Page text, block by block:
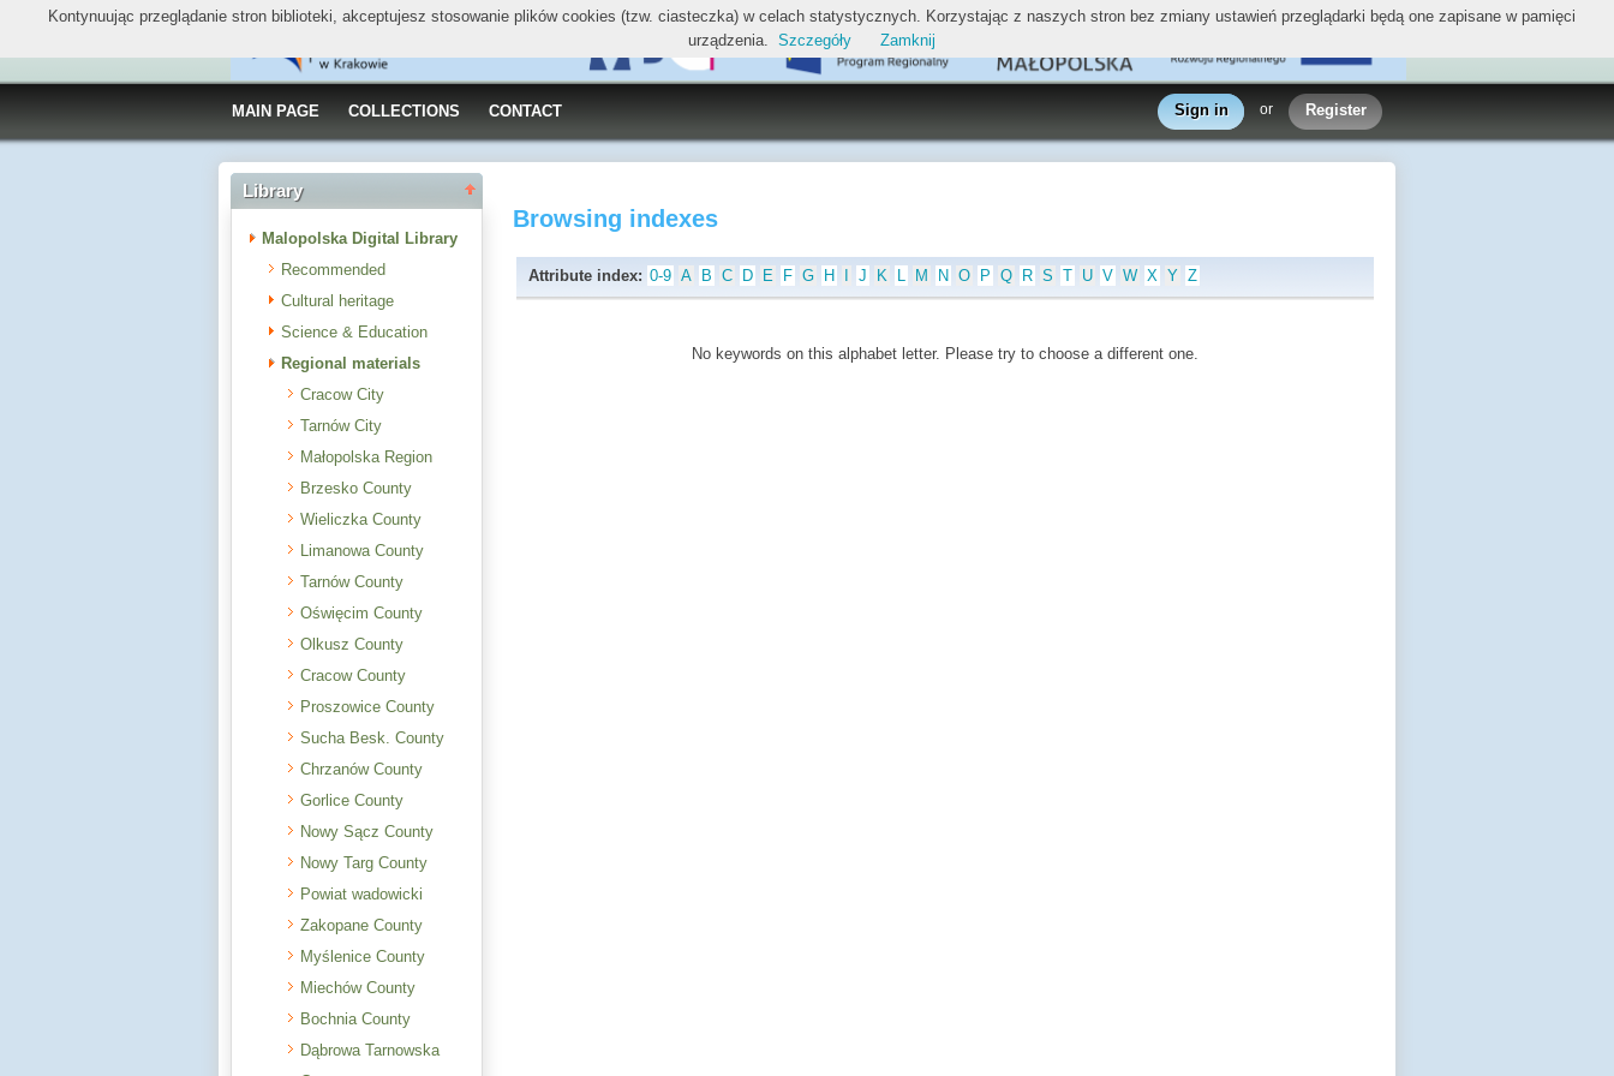
MAIN PAGE COLLECTIONS CONTACT Sign in or Register
Library
Malopolska Digital Library
Recommended
Cultural heritage
Science & Education
Regional materials
Cracow City
Tarnów City
Małopolska Region
Brzesko County
Wieliczka County
Limanowa County
Tarnów County
Oświęcim County
Olkusz County
Cracow County
Proszowice County
Sucha Besk. County
Chrzanów County
Gorlice County
Nowy Sącz County
Nowy Targ County
Powiat wadowicki
Zakopane County
Myślenice County
Miechów County
Bochnia County
Dąbrowa Tarnowska
Browsing indexes
Attribute index: 0-9 A B C D E F G H J K L M N O P Q R S T U V W X Y Z
No keywords on this alphabet letter. Please try to choose a different one.
Kontynuując przeglądanie stron biblioteki, akceptujesz stosowanie plików cookies (tzw. ciasteczka) w celach statystycznych. Korzystając z naszych stron bez zmiany ustawień przeglądarki będą one zapisane w pamięci
urządzenia. Szczegóły Zamknij